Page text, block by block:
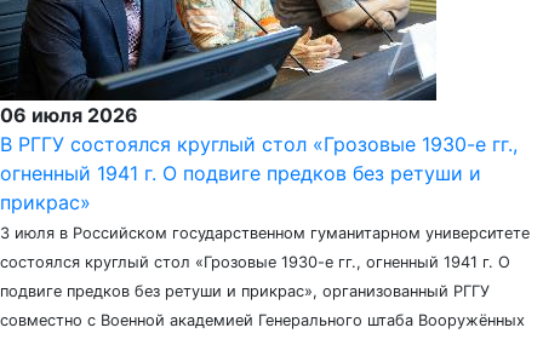
06 июля 2026
В РГГУ состоялся круглый стол «Грозовые 1930-е гг.,
огненный 1941 г. О подвиге предков без ретуши и
прикрас»
3 июля в Российском государственном гуманитарном университете
состоялся круглый стол «Грозовые 1930-е гг., огненный 1941 г. О
подвиге предков без ретуши и прикрас», организованный РГГУ
совместно с Военной академией Генерального штаба Вооружённых